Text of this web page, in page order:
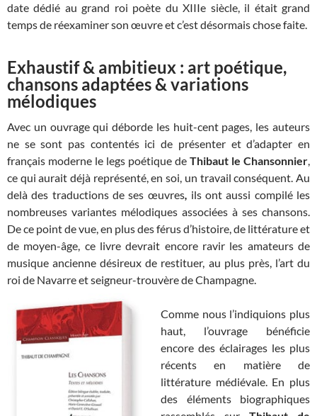
date dédié au grand roi poète du XIIIe siècle, il était grand
temps de réexaminer son œuvre et c’est désormais chose faite.
Exhaustif & ambitieux : art poétique,
chansons adaptées & variations
mélodiques
Avec un ouvrage qui déborde les huit-cent pages, les auteurs
ne se sont pas contentés ici de présenter et d’adapter en
français moderne le legs poétique de Thibaut le Chansonnier,
ce qui aurait déjà représenté, en soi, un travail conséquent. Au
delà des traductions de ses œuvres, ils ont aussi compilé les
nombreuses variantes mélodiques associées à ses chansons.
De ce point de vue, en plus des férus d’histoire, de littérature et
de moyen-âge, ce livre devrait encore ravir les amateurs de
musique ancienne désireux de restituer, au plus près, l’art du
roi de Navarre et seigneur-trouvère deChampagne.
Comme nous l’indiquions plus
haut, l’ouvrage bénéficie
encore des éclairages les plus
récents en matière de
littérature médiévale. En plus
des éléments biographiques